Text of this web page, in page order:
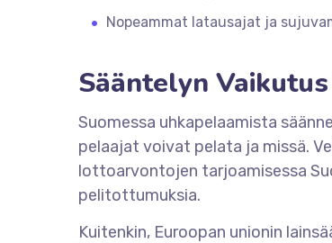
Nopeammat latausajat ja
Sääntelyn
Suomessa uhkapelaamista
pelaajat voivat pelata ja missä.
lottoarvontojen tarjoamisessa
pelitottumuksia.
Kuitenkin, Euroopan unionin